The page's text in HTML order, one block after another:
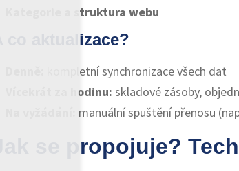
Kategorie a struktura webu
A co aktualizace?
kompletní synchronizace všech dat
Vícekrát za hodinu: skladové zásoby,
manuální spuštění přenosu
Jak se propojuje?